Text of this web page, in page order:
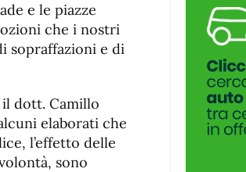
e le piazze
che i nostri
sopraffazioni e di
dott. Camillo
elaborati che
l’effetto delle
sono